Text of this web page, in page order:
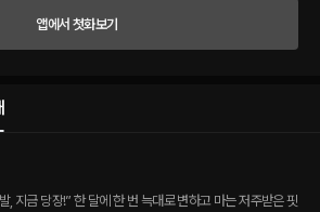
앱에서 첫화보기
, 지금 당장!” 한 달에 한 번 늑대로 변하고 마는 저주받은 핏